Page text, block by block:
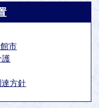
市
護
方針